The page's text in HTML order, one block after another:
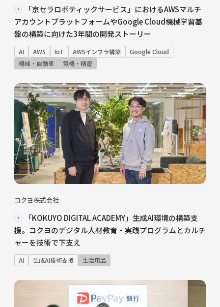
「京セラロボティックサービス」におけるAWSマルチ
アカウントプラットフォームやGoogle Cloud機械学習基
盤の構築に向けた3年間の開発ストーリー
AI AWS IoT AWSインフラ構築
Google Cloud
機械・自動車
電機・精密
コクヨ株式会社
「KOKUYO DIGITAL ACADEMY」生成AI環境の構築支
援。コクヨのデジタル人材教育・実践プログラムとカルチ
ャーを技術で下支え
AI 生成AI技術支援 生活用品